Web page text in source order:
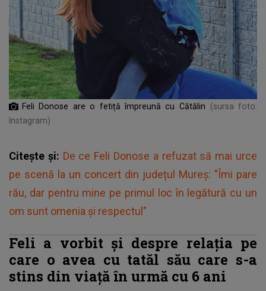
Feli Donose are o fetiță împreună cu Cătălin
(sursa foto:
Instagram)
Citește și: De ce Feli Donose a refuzat să mai urce
pe scenă la un concert din județul Mureș: "Îmi pare
rău, dar pentru mine pe primul loc în legătură cu un
om sunt omenia și respectul"
Feli a vorbit și despre relația pe
care o avea cu tatăl său care s-a
stins din viață în urmă cu 6 ani